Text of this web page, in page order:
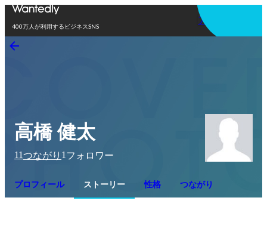
400万人が利用するビジネスSNS
アプリを使う
高橋 健太
11つながり 1 フォロワー
プロフィール ストーリー 性格 つながり